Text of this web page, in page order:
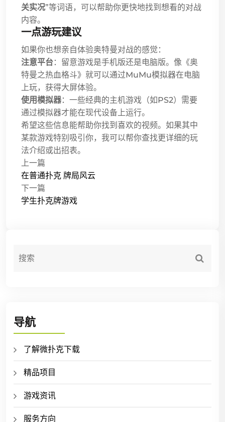
关实况”等词语，可以帮助你更快地找到想看的对战
内容。
一点游玩建议
如果你也想亲自体验奥特曼对战的感觉：
注意平台：留意游戏是手机版还是电脑版。像《奥
特曼之热血格斗》就可以通过MuMu模拟器在电脑
上玩，获得大屏体验。
使用模拟器：一些经典的主机游戏（如PS2）需要
通过模拟器才能在现代设备上运行。
希望这些信息能帮助你找到喜欢的视频。如果其中
某款游戏特别吸引你，我可以帮你查找更详细的玩
法介绍或出招表。
上一篇
在普通扑克 牌局风云
下一篇
学生扑克牌游戏
导航
了解微扑克下载
精品项目
游戏资讯
服务方向